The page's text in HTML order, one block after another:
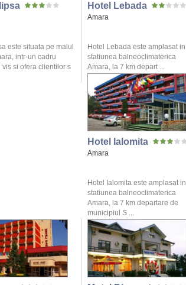
este situata pe malul
intr-un cadru
vis si ofera clientilor s
Hotel Lebada
Amara
Hotel Lebada este amplasat in
statiunea balneoclimaterica
Amara, la 7 km depart ...
Hotel Ialomita
Amara
Hotel Ialomita este amplasat in
statiunea balneoclimaterica
Amara, la 7 km departare de
municipiul S ...